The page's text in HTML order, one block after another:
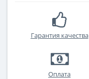
Гарантия качества
Оплата